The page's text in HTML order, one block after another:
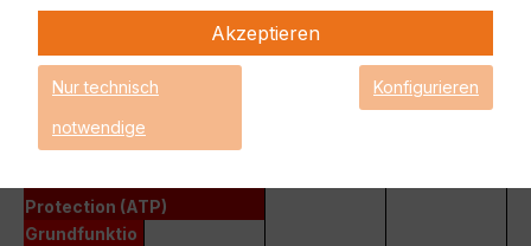
Prevention System (IPS) und Anti-Virus.
Fortinet Advanced Threat Protection (ATP)
Enterprise Protection
Unified Threat Protection (UTP)
Protection (ATP)
Grundfunktio
Akzeptieren
Nur technisch
notwendige
Konfigurieren